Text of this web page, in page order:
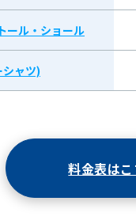
ール・ショール
ャツ)
料金表はこ